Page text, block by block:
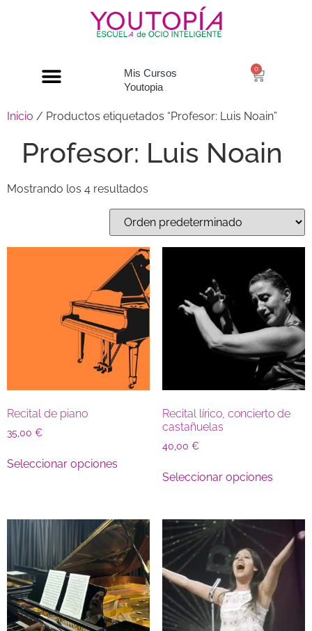
Mis Cursos
Youtopia
0
Inicio / Productos etiquetados “Profesor: Luis Noain”
Profesor: Luis Noain
Mostrando los 4 resultados
Recital de piano
35,00 €
Seleccionar opciones
Recital lírico, concierto de
castañuelas
40,00 €
Seleccionar opciones